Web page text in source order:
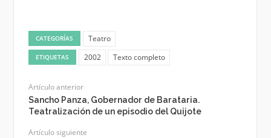
CATEGORÍAS Teatro
ETIQUETAS 2002 Texto completo
Artículo anterior
Sancho Panza, Gobernador de Barataria.
Teatralización de un episodio del Quijote
Artículo siguiente